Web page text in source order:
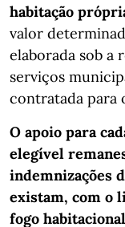
habitação
valor
elaborada sob a
serviços
contratada para
O apoio para
elegível
indemnizações
existam, com o
fogo